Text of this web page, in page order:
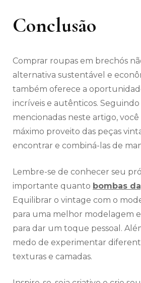
Conclusão
Comprar roupas em brechós
alternativa sustentável e
também oferece a
incríveis e autênticos. Seguindo
mencionadas neste artigo,
máximo proveito das peças
encontrar e combiná-las de
Lembre-se de conhecer seu
importante quanto bombas
Equilibrar o vintage com o
para uma melhor modelagem
para dar um toque pessoal.
medo de experimentar
texturas e camadas.